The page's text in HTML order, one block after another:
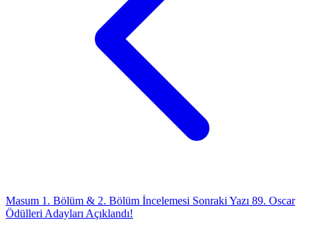
Masum 1. Bölüm & 2. Bölüm İncelemesi Sonraki Yazı 89. Oscar
Ödülleri Adayları Açıklandı!